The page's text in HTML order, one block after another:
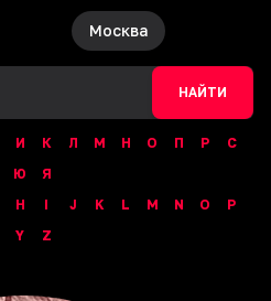
Москва
НАЙТИ
И К Л М Н О П Р
С
Ю
Я
H I J K L M N O
P
Y Z